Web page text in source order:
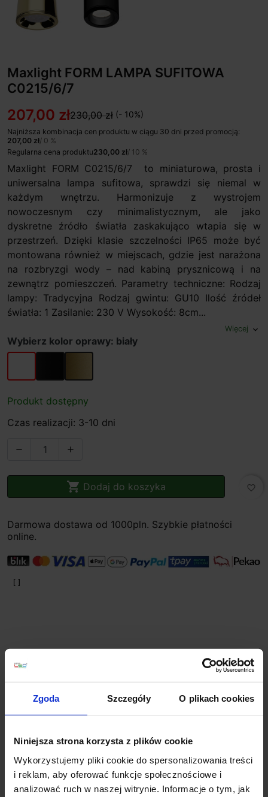
Zgoda Szczegóły O plikach cookies
Niniejsza strona korzysta z plików cookie
Wykorzystujemy pliki cookie do spersonalizowania treści
i reklam, aby oferować funkcje społecznościowe i
analizować ruch w naszej witrynie. Informacje o tym, jak
Maxlight FORM LAMPA SUFITOWA
C0215/6/7
207,00 zł230,00 zł (- 10%)
Najniższa kombinacja cen produktu w ciągu 30 dni przed promocją:
207,00 zł/ 0 %
Regularna cena produktu230,00 zł/ 10 %
Maxlight FORM C0215/6/7 to miniaturowa, prosta i
uniwersalna lampa sufitowa, sprawdzi się niemal w
każdym wnętrzu. Harmonizuje z wystrojem
nowoczesnym czy minimalistycznym, ale jako
dyskretne źródło światła zaskakująco wtapia się w
przestrzeń. Dzięki klasie szczelności IP65 może być
montowana również w miejscach, gdzie jest narażona
na rozbryzgi wody – nad kabiną prysznicową i na
zewnątrz pomieszczeń. Parametry techniczne: Rodzaj
lampy: Tradycyjna Rodzaj gwintu: GU10 Ilość źródeł
światła: 1 Zasilanie: 230 V Wysokość: 8cm...
Więcej expand_more
Wybierz kolor oprawy: biały
biały czarnyzłoty
Produkt dostępny
Czas realizacji: 3-10 dni
 
 Dodaj do koszyka favorite_border
Darmowa dostawa od 1000pln. Szybkie płatności
online.
Wsparcie techniczne
Jeśli masz pytania lub potrzebujesz pomocy, zadzwoń
lub napisz do nas: pracujemy od 8:00 do 18:00,
odpowiedzi na e-maile od 8:00 do 22:00.